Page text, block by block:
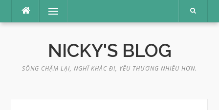
content
Menu
NICKY'S BLOG
SỐNG CHẬM LẠI, NGHĨ KHÁC ĐI, YÊU THƯƠNG NHIỀU HƠN.